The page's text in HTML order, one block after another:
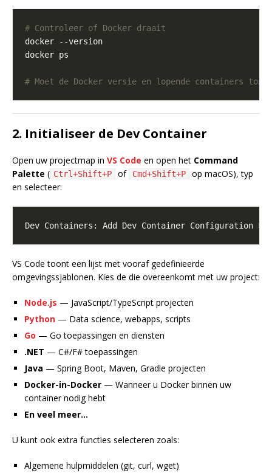
# Controleer of Docker draait
# Moet de Docker versie en lopende containers
2. Initialiseer de Dev Container
Open uw projectmap in VS Code en open het Command
Palette ( Ctrl+Shift+P of Cmd+Shift+P
op macOS), typ
en selecteer:
VS Code toont een lijst met vooraf gedefinieerde
omgevingssjablonen. Kies de die overeenkomt met uw project:
Node.js — JavaScript/TypeScript projecten
Python — Data science, webapps, scripts
Go — Go toepassingen en diensten
.NET — C#/F# toepassingen
Java — Spring Boot, Maven, Gradle projecten
Docker-in-Docker — Wanneer u Docker binnen uw
container nodig hebt
En veel meer…
U kunt ook extra functies selecteren zoals:
Algemene hulpmiddelen (git, curl, wget)